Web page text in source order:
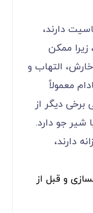
دارند،
زیرا ممکن
التهاب و
معمولاً
دیگر از
شیر جو دارد.
دارند،
و قبل از